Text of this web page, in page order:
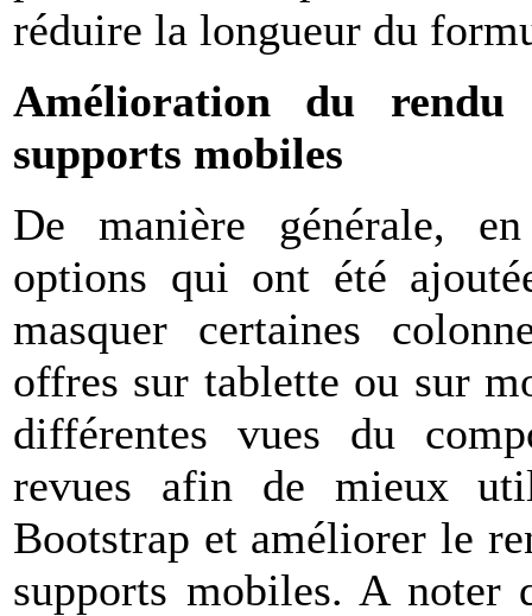
réduire la longueur du
Amélioration du rendu
supports mobiles
De manière générale,
options qui ont été
masquer certaines
offres sur tablette ou sur
différentes vues du
revues afin de mieux
Bootstrap et améliorer le
supports mobiles. A noter